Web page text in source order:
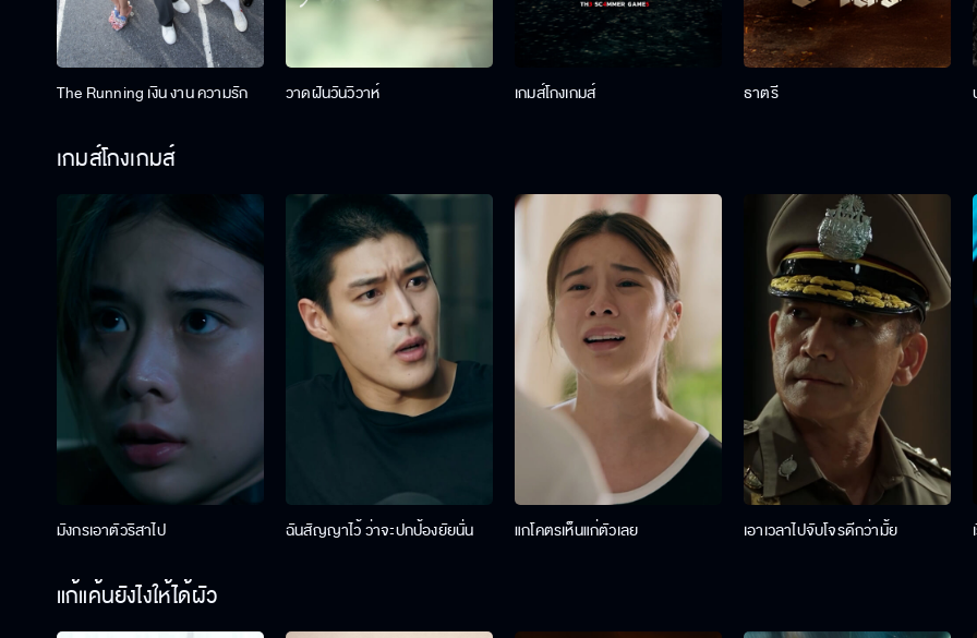
The Running เงิน งาน ความรัก วาดฝันวันวิวาห์ เกมส์โกงเกมส์ ธาตรี
เกมส์โกงเกมส์
มังกรเอาตัวริสาไป ฉันสัญญาไว้ ว่าจะปกป้องยัยนั่น แกโคตรเห็นแก่ตัวเลย เอาเวลาไปจับโจรดีกว่ามั้ย
แก้แค้นยังไงให้ได้ผัว